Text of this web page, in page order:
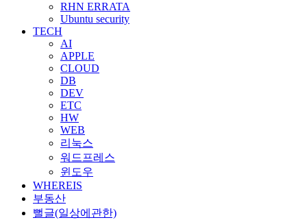
RHN ERRATA
Ubuntu security
TECH
AI
APPLE
CLOUD
DB
DEV
ETC
HW
WEB
리눅스
워드프레스
윈도우
WHEREIS
부동산
뻘글(일상에관한)